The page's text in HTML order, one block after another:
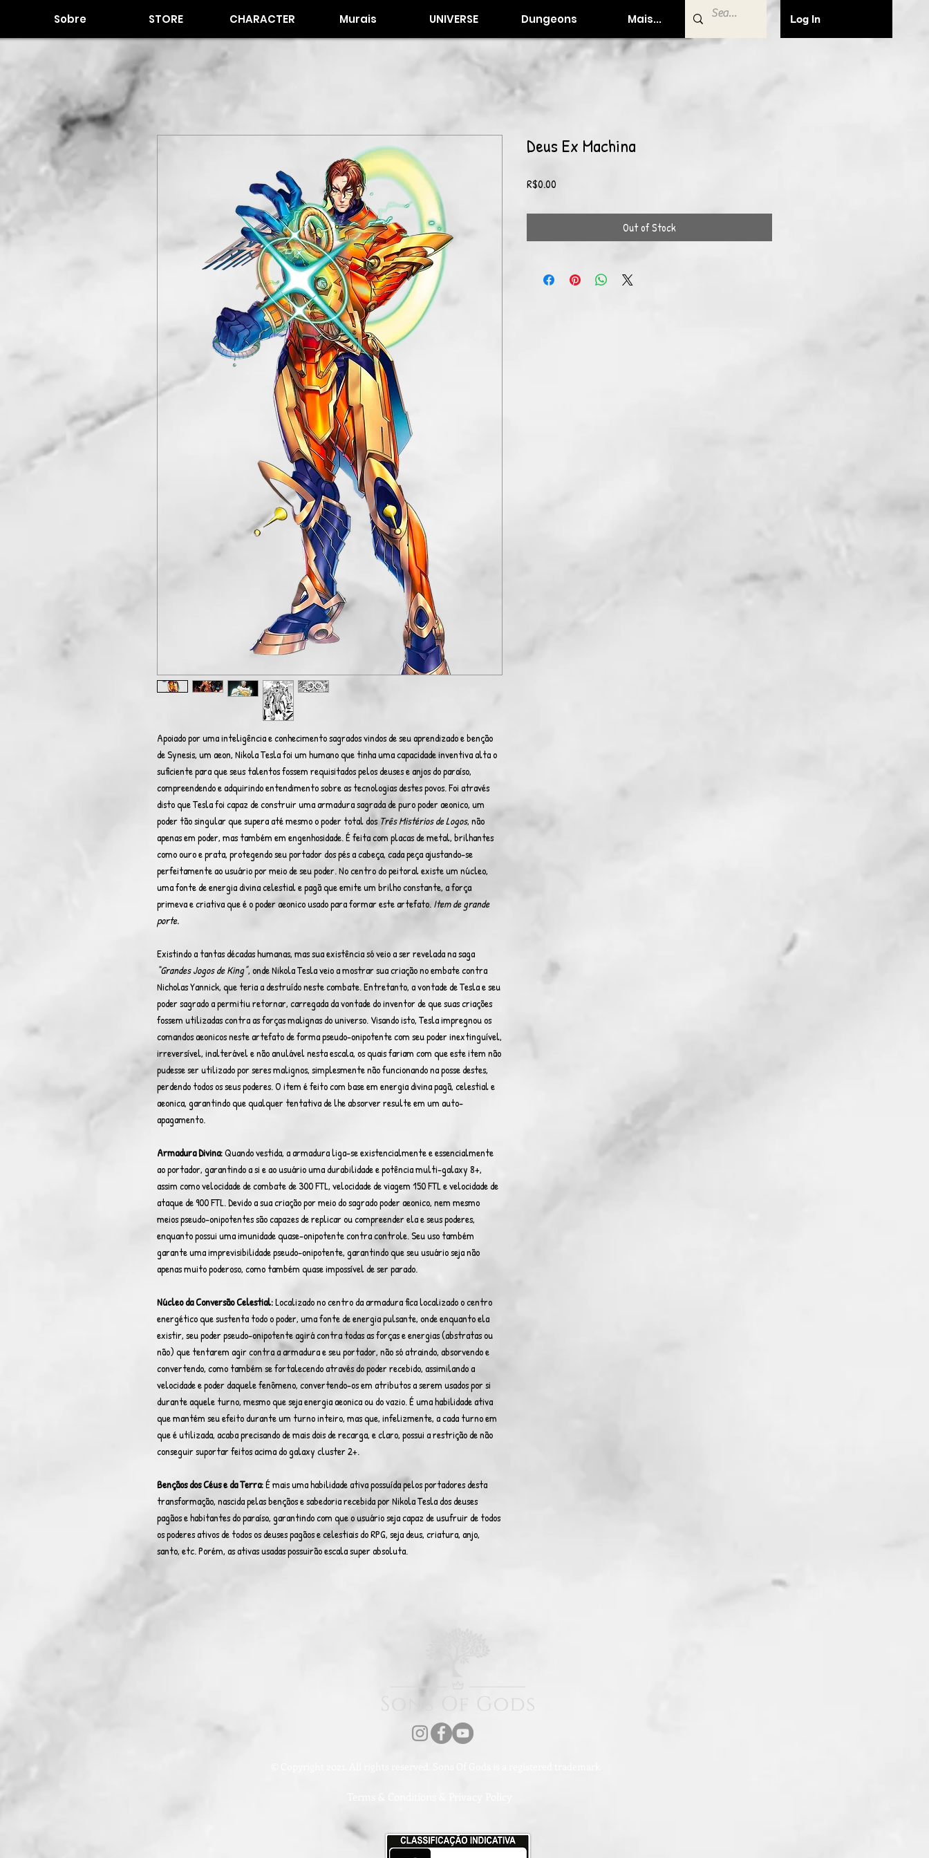
Sobre STORE CHARACTER Murais UNIVERSE Dungeons Mais... Log In
Apoiado por uma inteligência e conhecimento sagrados vindos de seu aprendizado e benção
de Synesis, um aeon, Nikola Tesla foi um humano que tinha uma capacidade inventiva alta o
suficiente para que seus talentos fossem requisitados pelos deuses e anjos do paraíso,
compreendendo e adquirindo entendimento sobre as tecnologias destes povos. Foi através
disto que Tesla foi capaz de construir uma armadura sagrada de puro poder aeonico, um
poder tão singular que supera até mesmo o poder total dosTrês Mistérios de Logos, não
apenas em poder, mas também em engenhosidade. É feita com placas de metal, brilhantes
como ouro e prata, protegendo seu portador dos pés a cabeça, cada peça ajustando-se
perfeitamente ao usuário por meio de seu poder. No centro do peitoral existe um núcleo,
uma fonte de energia divina celestial e pagã que emite um brilho constante, a força
primeva e criativa que é o poder aeonico usado para formar este artefato.Item de grande
porte.
Existindo a tantas décadas humanas, mas sua existência só veio a ser revelada na saga
“Grandes Jogos de King”, onde Nikola Tesla veio a mostrar sua criação no embate contra
Nicholas Yannick, que teria a destruído neste combate. Entretanto, a vontade de Tesla e seu
poder sagrado a permitiu retornar, carregada da vontade do inventor de que suas criações
fossem utilizadas contra as forças malignas do universo. Visando isto, Tesla impregnou os
comandos aeonicos neste artefato de forma pseudo-onipotente com seu poder inextinguível,
irreversível, inalterável e não anulável nesta escala, os quais fariam com que este item não
pudesse ser utilizado por seres malignos, simplesmente não funcionando na posse destes,
perdendo todos os seus poderes. O item é feito com base em energia divina pagã, celestial e
aeonica, garantindo que qualquer tentativa de lhe absorver resulte em um auto-
apagamento.
Armadura Divina:Quando vestida, a armadura liga-se existencialmente e essencialmente
ao portador, garantindo a si e ao usuário uma durabilidade e potência multi-galaxy 8+,
assim como velocidade de combate de 300 FTL, velocidade de viagem 150 FTL e velocidade de
ataque de 900 FTL. Devido a sua criação por meio do sagrado poder aeonico, nem mesmo
meios pseudo-onipotentes são capazes de replicar ou compreender ela e seus poderes,
enquanto possui uma imunidade quase-onipotente contra controle. Seu uso também
garante uma imprevisibilidade pseudo-onipotente, garantindo que seu usuário seja não
apenas muito poderoso, como também quase impossível de ser parado.
Núcleo da Conversão Celestial:Localizado no centro da armadura fica localizado o centro
energético que sustenta todo o poder, uma fonte de energia pulsante, onde enquanto ela
existir, seu poder pseudo-onipotente agirá contra todas as forças e energias (abstratas ou
não) que tentarem agir contra a armadura e seu portador, não só atraindo, absorvendo e
convertendo, como também se fortalecendo através do poder recebido, assimilando a
velocidade e poder daquele fenômeno, convertendo-os em atributos a serem usados por si
durante aquele turno, mesmo que seja energia aeonica ou do vazio. É uma habilidade ativa
que mantém seu efeito durante um turno inteiro, mas que, infelizmente, a cada turno em
que é utilizada, acaba precisando de mais dois de recarga, e claro, possui a restrição de não
conseguir suportar feitos acima do galaxy cluster 2+.
Bençãos dos Céus e da Terra:É mais uma habilidade ativa possuída pelos portadores desta
transformação, nascida pelas bençãos e sabedoria recebida por Nikola Tesla dos deuses
pagãos e habitantes do paraíso, garantindo com que o usuário seja capaz de usufruir de todos
os poderes ativos de todos os deuses pagãos e celestiais do RPG, seja deus, criatura, anjo,
santo, etc. Porém, as ativas usadas possuirão escala super absoluta.
Deus Ex Machina
R$0.00
Out of Stock